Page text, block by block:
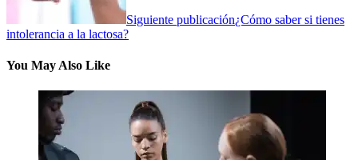
Siguiente publicación¿Cómo saber si tienes
intolerancia a la lactosa?
You May Also Like